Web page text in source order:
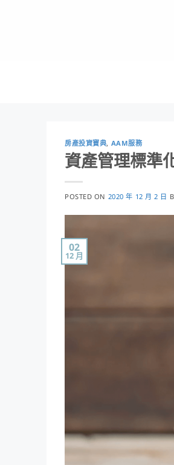
房產投資寶典, AAM服務
資產管理標準
POSTED ON 2020 年 12 月 2 日
02
12 月